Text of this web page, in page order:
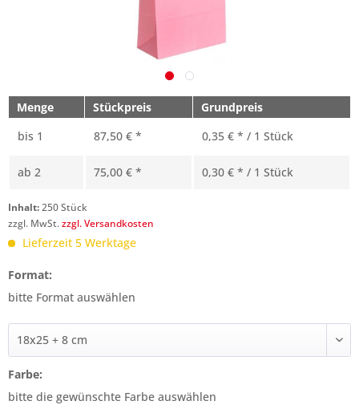
Menge Stückpreis
Grundpreis
bis 1 87,50 € * 0,35 € * / 1 Stück
ab 2 75,00 € * 0,30 € * / 1 Stück
Inhalt:250 Stück
zzgl. MwSt.zzgl. Versandkosten
Lieferzeit 5 Werktage
Format:
bitte Format auswählen
Farbe:
bitte die gewünschte Farbe auswählen